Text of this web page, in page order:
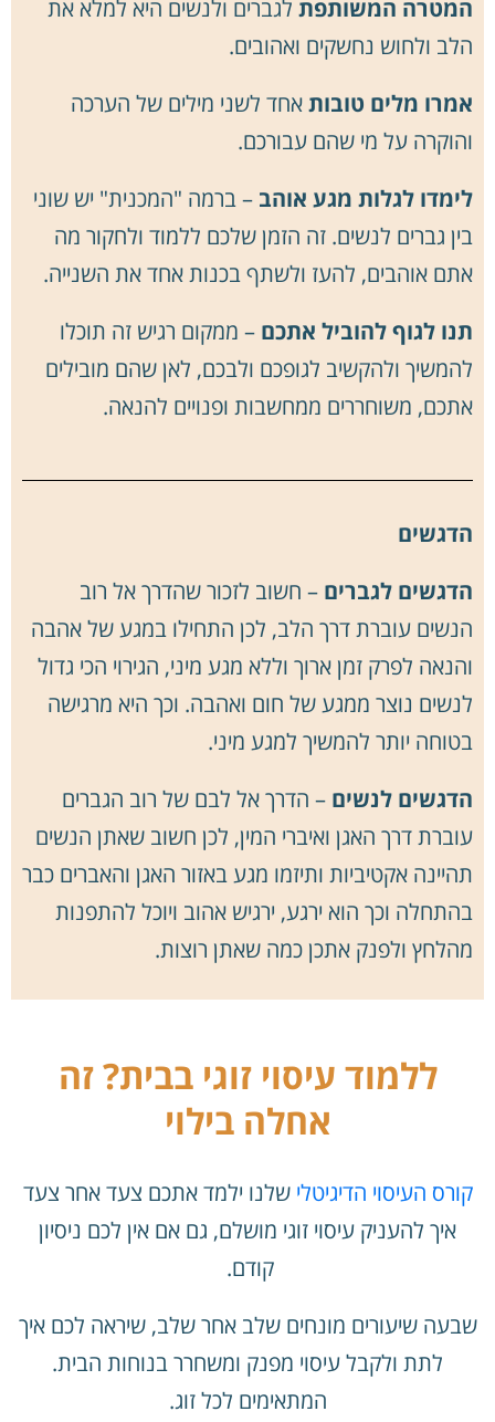
המטרה המשותפת לגברים ולנשים היא למלא את
הלב ולחוש נחשקים ואהובים.
אמרו מלים טובותאחד לשני מילים של הערכה
והוקרה על מי שהם עבורכם.
לימדו לגלות מגע אוהב – ברמה "המכנית" יש שוני
בין גברים לנשים. זה הזמן שלכם ללמוד ולחקור מה
אתם אוהבים, להעז ולשתף בכנות אחד את השנייה.
תנו לגוף להוביל אתכם – ממקום רגיש זה תוכלו
להמשיך ולהקשיב לגופכם ולבכם, לאן שהם מובילים
אתכם, משוחררים ממחשבות ופנויים להנאה.
הדגשים
הדגשים לגברים – חשוב לזכור שהדרך אל רוב
הנשים עוברת דרך הלב, לכן התחילו במגע של אהבה
והנאה לפרק זמן ארוך וללא מגע מיני, הגירוי הכי גדול
לנשים נוצר ממגע של חום ואהבה. וכך היא מרגישה
בטוחה יותר להמשיך למגע מיני.
הדגשים לנשים – הדרך אל לבם של רוב הגברים
עוברת דרך האגן ואיברי המין, לכן חשוב שאתן הנשים
תהיינה אקטיביות ותיזמו מגע באזור האגן והאברים כבר
בהתחלה וכך הוא ירגע, ירגיש אהוב ויוכל להתפנות
מהלחץ ולפנק אתכן כמה שאתן רוצות.
ללמוד עיסוי זוגי בבית? זה
אחלה בילוי
קורס העיסוי הדיגיטלי שלנו ילמד אתכם צעד אחר צעד
איך להעניק עיסוי זוגי מושלם, גם אם אין לכם ניסיון
קודם.
שבעה שיעורים מונחים שלב אחר שלב, שיראה לכם איך
לתת ולקבל עיסוי מפנק ומשחרר בנוחות הבית.
המתאימים לכל זוג.